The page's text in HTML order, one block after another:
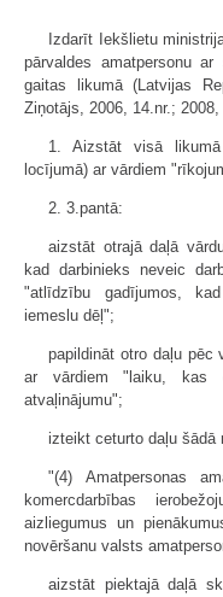
Izdarīt Iekšlietu
pārvaldes amatpersonu
gaitas likumā (Latvijas
Ziņotājs, 2006, 14.nr.;
1. Aizstāt visā
locījumā) ar vārdiem
2. 3.pantā:
aizstāt otrajā daļā
kad darbinieks neveic
"atlīdzību gadījumos,
iemeslu dēļ";
papildināt otro daļu pēc
ar vārdiem "laiku, kas
atvaļinājumu";
izteikt ceturto daļu šādā
"(4) Amatpersonas
komercdarbības
aizliegumus un
novēršanu valsts
aizstāt piektajā daļā